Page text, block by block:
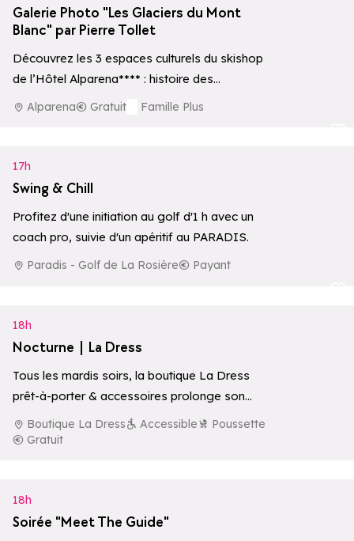
Galerie Photo "Les Glaciers du Mont
Blanc" par Pierre Tollet
Découvrez les 3 espaces culturels du skishop
de l’Hôtel Alparena**** : histoire des
premières ascensions, écosystèmes
Alparena Gratuit
Famille Plus
17h
Swing & Chill
Profitez d'une initiation au golf d'1 h avec un
coach pro, suivie d'un apéritif au PARADIS.
Paradis - Golf de La Rosière
Payant
18h
Nocturne | La Dress
Tous les mardis soirs, la boutique La Dress
prêt-à-porter & accessoires prolonge son
ouverture.
Boutique La Dress Accessible
Poussette
Gratuit
18h
Soirée "Meet The Guide"